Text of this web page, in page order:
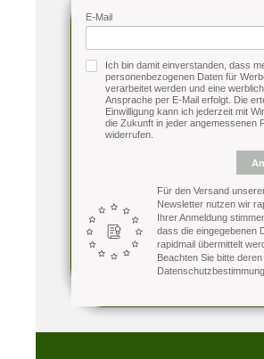
E-Mail
Ich bin damit einverstanden, dass
personenbezogenen Daten für
verarbeitet werden und eine
Ansprache per E-Mail erfolgt. Die
Einwilligung kann ich jederzeit mit
die Zukunft in jeder angemessenen
widerrufen.
Für den Versand
Newsletter nutzen wir
Ihrer Anmeldung
dass die eingegebenen
rapidmail übermittelt
Beachten Sie bitte deren